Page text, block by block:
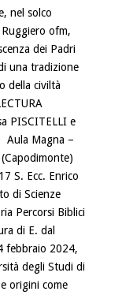
nel solco
ofm,
dei Padri
una tradizione
della civiltà
PISCITELLI e
Aula Magna –
S. Ecc. Enrico
di Scienze
Percorsi Biblici
di E. dal
febbraio 2024,
degli Studi di
origini come